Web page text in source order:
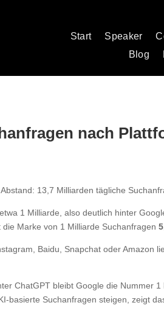
Start Speaker
Blog
nach
13,7 Milliarden tägliche
1 Milliarde, also deutlich hinter
die Marke von 1 Milliarde Suchanfragen
Baidu, Snapchat oder Amazon
ChatGPT bleibt Google die Nummer
basierte Suchanfragen steigen, zeigt